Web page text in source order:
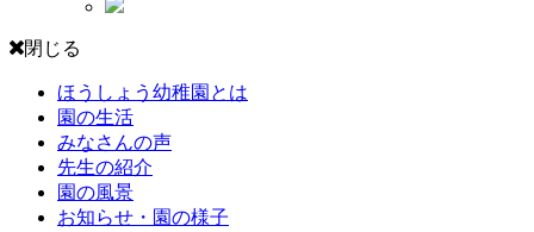
閉じる
ほうしょう幼稚園とは
園の生活
みなさんの声
先生の紹介
園の風景
お知らせ・園の様子